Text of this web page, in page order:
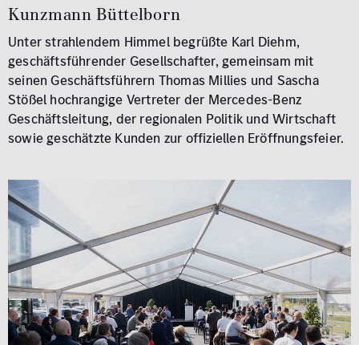
Kunzmann Büttelborn
Unter strahlendem Himmel begrüßte Karl Diehm,
geschäftsführender Gesellschafter, gemeinsam mit
seinen Geschäftsführern Thomas Millies und Sascha
Stößel hochrangige Vertreter der Mercedes-Benz
Geschäftsleitung, der regionalen Politik und Wirtschaft
sowie geschätzte Kunden zur offiziellen Eröffnungsfeier.